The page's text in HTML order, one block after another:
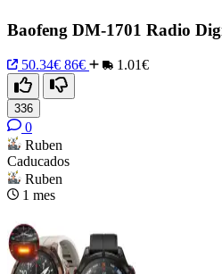
Baofeng DM-1701 Radio
50.34€ 86€ 1.01€
336
0
Ruben
Caducados
Ruben
1 mes